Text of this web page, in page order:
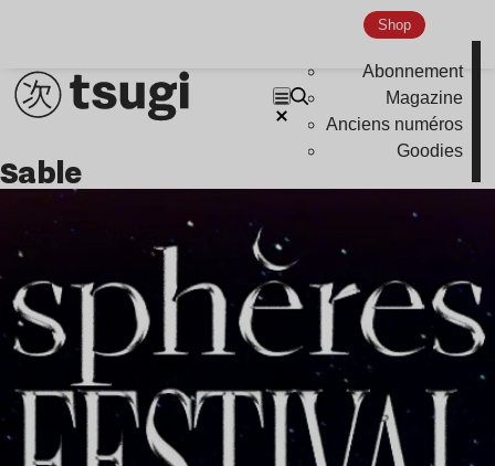
Shop
Abonnement
Magazine
Anciens numéros
Goodies
sable